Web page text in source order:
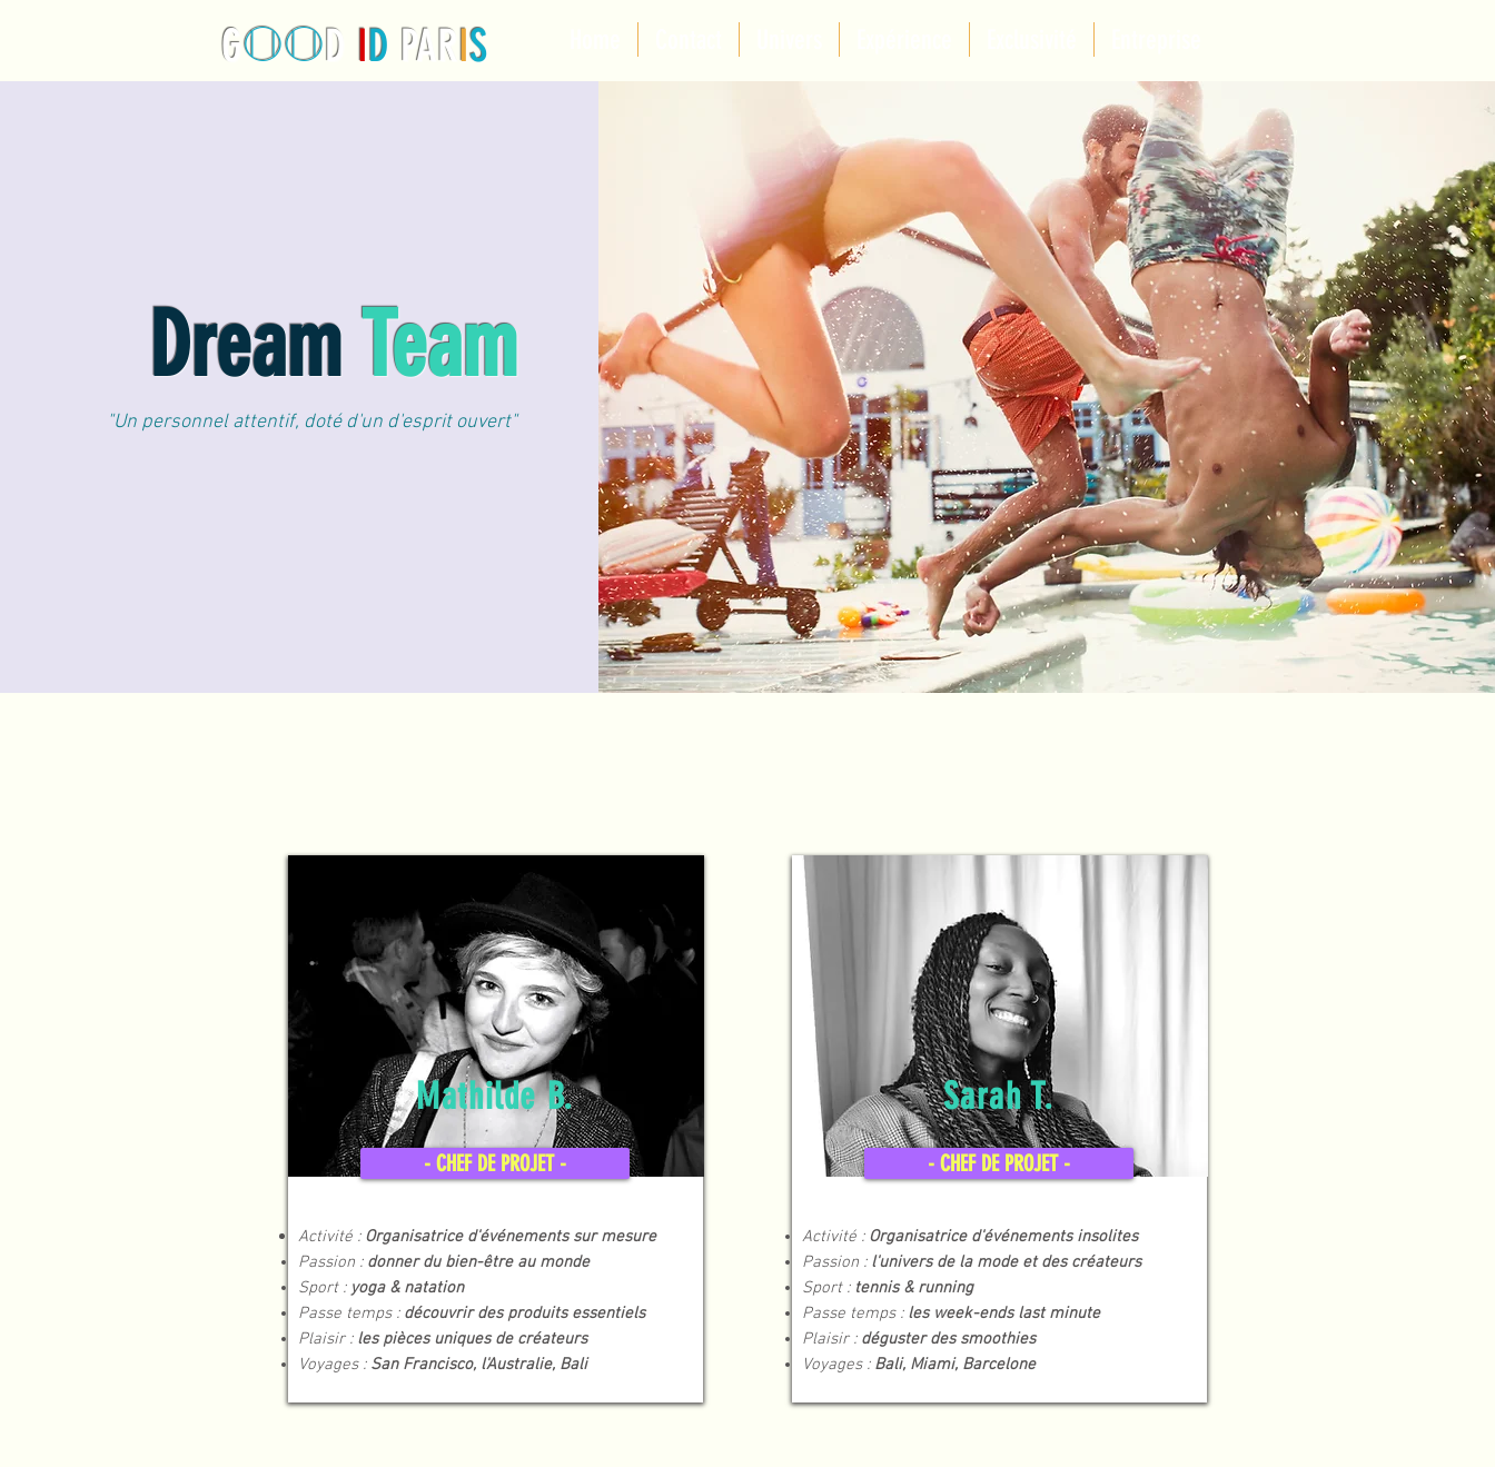
GOOD ID PARIS
DreamTeam
"Un personnel attentif, doté d'un d'esprit ouvert"
- CHEF DE PROJET -
Mathilde B.
Activité :Organisatrice d'événements sur mesure
Passion :donner du bien-être au monde
Sport :yoga & natation
Passe temps :découvrir des produits essentiels
Plaisir :les pièces uniques de créateurs
Voyages :San Francisco, l'Australie, Bali
- CHEF DE PROJET -
Sarah T.
Activité :Organisatrice d'événementsinsolites
Passion :l'univers de la mode et des créateurs
Sport :tennis & running
Passe temps :les week-ends last minute
Plaisir :déguster des smoothies
Voyages :Bali, Miami, Barcelone